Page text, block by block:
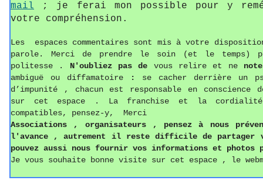
mail ; je ferai mon possible pour y
votre compréhension.
Les espaces commentaires sont mis à votre
parole. Merci de prendre le soin (et le temps)
politesse
. N'oubliez pas de vous relire et ne
ambiguë ou diffamatoire
:
se cacher derrière un
d’impunité , chacun est responsable en
sur cet espace . La franchise et la
compatibles, pensez-y, Merci
Associations , organisateurs , pensez à nous
l'avance , autrement il reste difficile de
pouvez aussi nous fournir vos informations et photos
Je vous souhaite bonne visite sur cet espace , le